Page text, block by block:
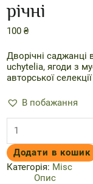
річні
100₴
Дворічні саджанці
uchytelia, ягоди з
авторської селекції
В побажання
винограду
“Памяти
учителя”
/
Pamiaty
Додати в кошик
Категорія: Misc
Опис